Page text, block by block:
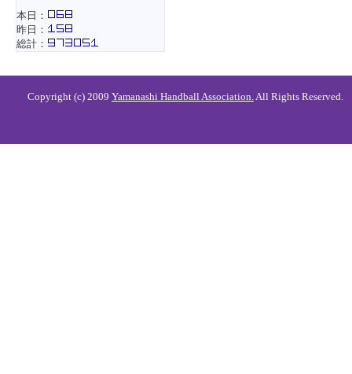
本日：
昨日：
総計：
Copyright (c) 2009 Yamanashi Handball Association.All Rights Reserved.